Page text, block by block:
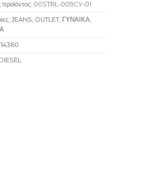
00STRL-009CY-01
JEANS, OUTLET, ΓΥΝΑΙΚΑ,
14360